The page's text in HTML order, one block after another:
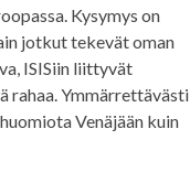
Kysymys on
jotkut tekevät oman
ISISiin liittyvät
rahaa. Ymmärrettävästi
Venäjään kuin